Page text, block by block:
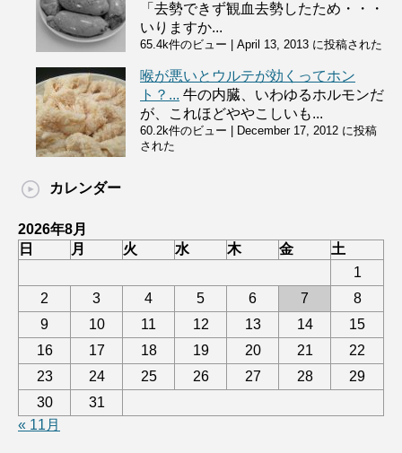
「去勢できず観血去勢したため・・・
いりますか...
65.4k件のビュー April 13, 2013 に投稿された
喉が悪いとウルテが効くってホン
ト？... 牛の内臓、いわゆるホルモンだ
が、これほどややこしいも...
60.2k件のビュー
December 17, 2012 に投稿
された
カレンダー
2026年8月
日
月 火 水 木 金
土
1
2
3 4 5 6 7
8
9
10 11 12 13 14
15
16
17 18 19 20 21
22
23
24 25 26 27 28
29
30
31
« 11月